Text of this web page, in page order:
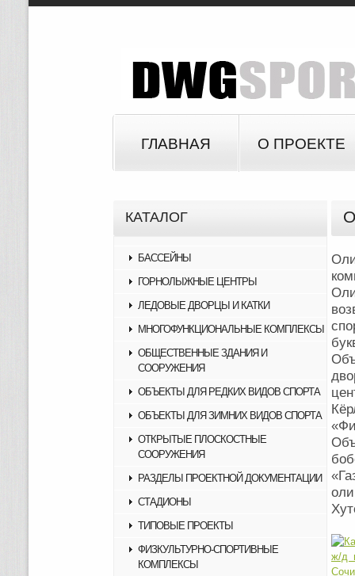
ГЛАВНАЯ О ПРОЕКТЕ
КАТАЛОГ
БАССЕЙНЫ
ГОРНОЛЫЖНЫЕ ЦЕНТРЫ
ЛЕДОВЫЕ ДВОРЦЫ И КАТКИ
МНОГОФУНКЦИОНАЛЬНЫЕ КОМПЛЕКСЫ
ОБЩЕСТВЕННЫЕ ЗДАНИЯ И
СООРУЖЕНИЯ
ОБЪЕКТЫ ДЛЯ РЕДКИХ ВИДОВ СПОРТА
ОБЪЕКТЫ ДЛЯ ЗИМНИХ ВИДОВ СПОРТА
ОТКРЫТЫЕ ПЛОСКОСТНЫЕ
СООРУЖЕНИЯ
РАЗДЕЛЫ ПРОЕКТНОЙ ДОКУМЕНТАЦИИ
СТАДИОНЫ
ТИПОВЫЕ ПРОЕКТЫ
ФИЗКУЛЬТУРНО-СПОРТИВНЫЕ
КОМПЛЕКСЫ